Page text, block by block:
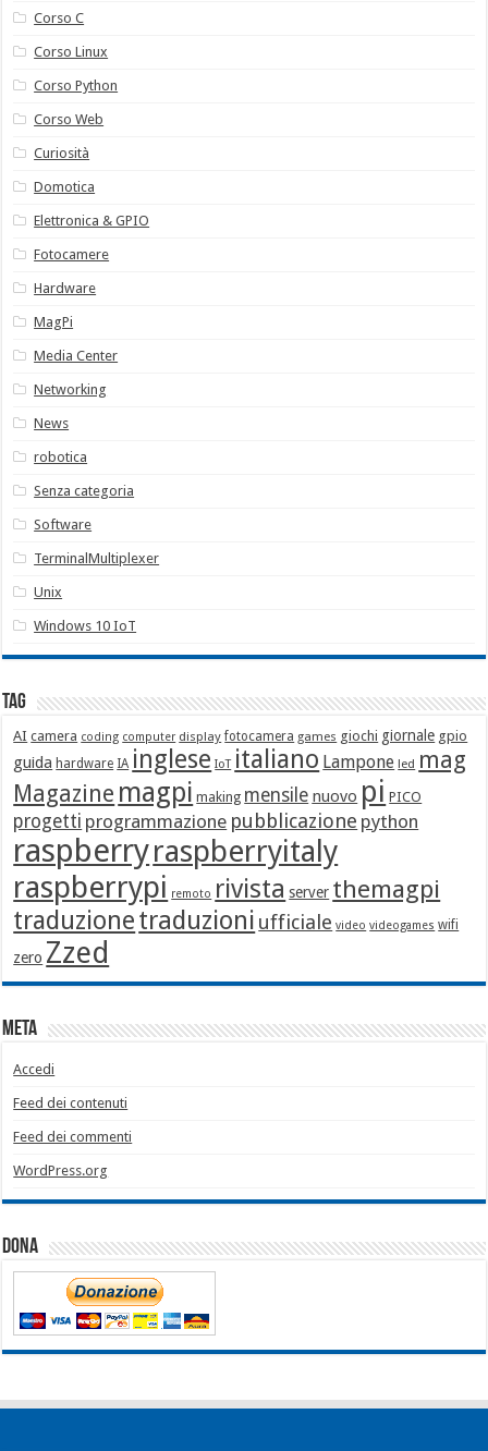
Corso C
Corso Linux
Corso Python
Corso Web
Curiosità
Domotica
Elettronica & GPIO
Fotocamere
Hardware
MagPi
Media Center
Networking
News
robotica
Senza categoria
Software
TerminalMultiplexer
Unix
Windows 10 IoT
Tag
AI camera coding computer display fotocamera games giochi giornale gpio
guida hardware IA inglese IoT italiano Lampone led mag
Magazine magpi making mensile nuovo pi PICO
progetti programmazione pubblicazione python
raspberryraspberryitaly
raspberrypi remoto rivista server themagpi
traduzionetraduzioni ufficiale video videogames wifi
zero Zzed
Meta
Accedi
Feed dei contenuti
Feed dei commenti
WordPress.org
Dona